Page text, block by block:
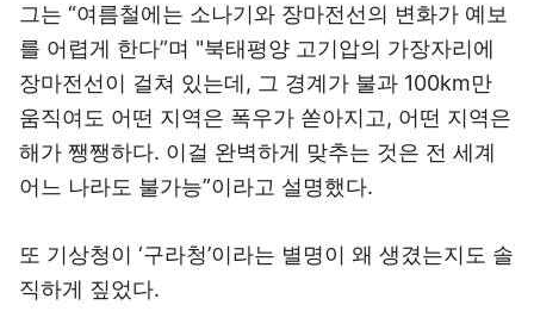
그는 “여름철에는 소나기와 장마전선의 변화가 예보
를 어렵게 한다”며 "북태평양 고기압의 가장자리에
장마전선이 걸쳐 있는데, 그 경계가 불과 100km만
움직여도 어떤 지역은 폭우가 쏟아지고, 어떤 지역은
해가 쨍쨍하다. 이걸 완벽하게 맞추는 것은 전 세계
어느 나라도 불가능”이라고 설명했다.
또 기상청이 ‘구라청’이라는 별명이 왜 생겼는지도 솔
직하게 짚었다.